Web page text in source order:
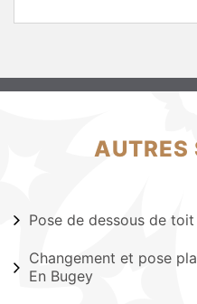
AUTRES
Pose de dessous de
Changement et pose
En Bugey